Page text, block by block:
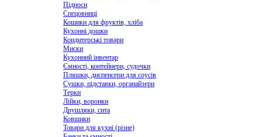
Підноси
Спецовниці
Кошики для фруктів, хліба
Кухонні дошки
Кондитерські товари
Миски
Кухонний інвентар
Ємності, контейнери, судочки
Пляшки, диспенсери для соусів
Сушки, підставки, органайзери
Терки
Лійки, воронки
Друшляки, сита
Ковшики
Товари для кухні (різне)